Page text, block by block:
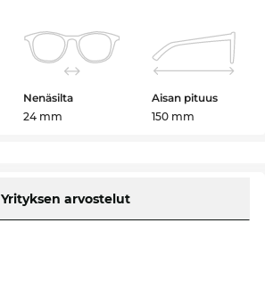
Nenäsilta
24 mm
Aisan pituus
150 mm
Yrityksen arvostelut